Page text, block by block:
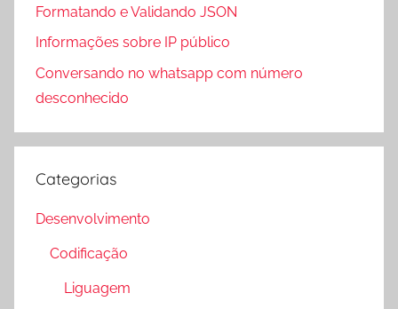
Formatando e Validando JSON
Informações sobre IP público
Conversando no whatsapp com número
desconhecido
Categorias
Desenvolvimento
Codificação
Liguagem